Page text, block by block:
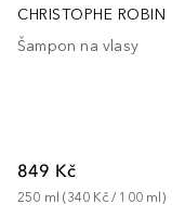
CHRISTOPHE ROBIN
Šampon na vlasy
849 Kč
250 ml (340 Kč / 100 ml)